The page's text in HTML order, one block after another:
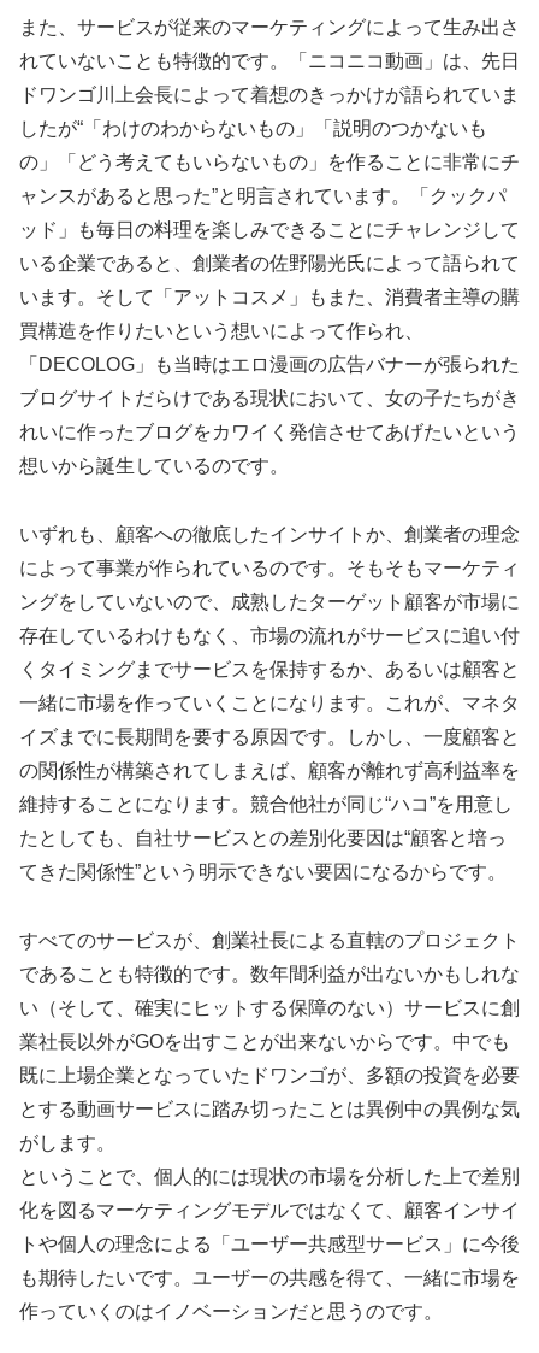
また、サービスが従来のマーケティングによって生み出さ
れていないことも特徴的です。「ニコニコ動画」は、先日
ドワンゴ川上会長によって着想のきっかけが語られていま
したが“「わけのわからないもの」「説明のつかないも
の」「どう考えてもいらないもの」を作ることに非常にチ
ャンスがあると思った”と明言されています。「クックパ
ッド」も毎日の料理を楽しみできることにチャレンジして
いる企業であると、創業者の佐野陽光氏によって語られて
います。そして「アットコスメ」もまた、消費者主導の購
買構造を作りたいという想いによって作られ、
「DECOLOG」も当時はエロ漫画の広告バナーが張られた
ブログサイトだらけである現状において、女の子たちがき
れいに作ったブログをカワイく発信させてあげたいという
想いから誕生しているのです。
いずれも、顧客への徹底したインサイトか、創業者の理念
によって事業が作られているのです。そもそもマーケティ
ングをしていないので、成熟したターゲット顧客が市場に
存在しているわけもなく、市場の流れがサービスに追い付
くタイミングまでサービスを保持するか、あるいは顧客と
一緒に市場を作っていくことになります。これが、マネタ
イズまでに長期間を要する原因です。しかし、一度顧客と
の関係性が構築されてしまえば、顧客が離れず高利益率を
維持することになります。競合他社が同じ“ハコ”を用意し
たとしても、自社サービスとの差別化要因は“顧客と培っ
てきた関係性”という明示できない要因になるからです。
すべてのサービスが、創業社長による直轄のプロジェクト
であることも特徴的です。数年間利益が出ないかもしれな
い（そして、確実にヒットする保障のない）サービスに創
業社長以外がGOを出すことが出来ないからです。中でも
既に上場企業となっていたドワンゴが、多額の投資を必要
とする動画サービスに踏み切ったことは異例中の異例な気
がします。
ということで、個人的には現状の市場を分析した上で差別
化を図るマーケティングモデルではなくて、顧客インサイ
トや個人の理念による「ユーザー共感型サービス」に今後
も期待したいです。ユーザーの共感を得て、一緒に市場を
作っていくのはイノベーションだと思うのです。